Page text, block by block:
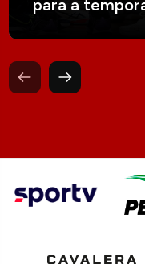
para a